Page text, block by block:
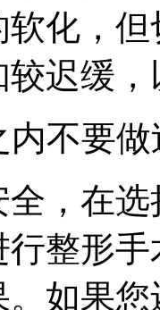
化，
迟缓
内不要
，在
整形
如果